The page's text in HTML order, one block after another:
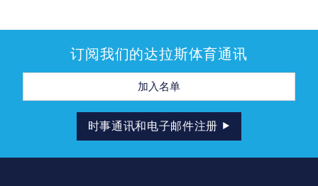
订阅我们的达拉斯体育通讯
电
邮
时事通讯和电子邮件注册